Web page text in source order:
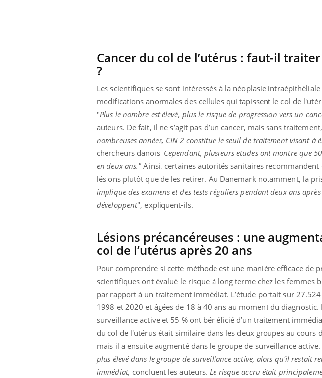
Cancer du col de l’utérus : faut-il
?
Les scientifiques se sont intéressés à la néoplasie
modifications anormales des cellules qui tapissent le col de
"Plus le nombre est élevé, plus le risque de progression vers un
auteurs. De fait, il ne s’agit pas d’un cancer, mais sans
nombreuses années, CIN 2 constitue le seuil de traitement visant à
chercheurs danois. Cependant, plusieurs études ont montré que
en deux ans." Ainsi, certaines autorités sanitaires
lésions plutôt que de les retirer. Au Danemark notamment, la
implique des examens et des tests réguliers pendant deux ans
développent", expliquent-ils.
Lésions précancéreuses : une
col de l’utérus après 20 ans
Pour comprendre si cette méthode est une manière efficace de
scientifiques ont évalué le risque à long terme chez les femmes
par rapport à un traitement immédiat. L’étude portait sur
1998 et 2020 et âgées de 18 à 40 ans au moment du diagnostic.
surveillance active et 55 % ont bénéficié d’un traitement
du col de l'utérus était similaire dans les deux groupes au cours
mais il a ensuite augmenté dans le groupe de surveillance
plus élevé dans le groupe de surveillance active, alors qu'il restait
immédiat, concluent les auteurs.Le risque accru était